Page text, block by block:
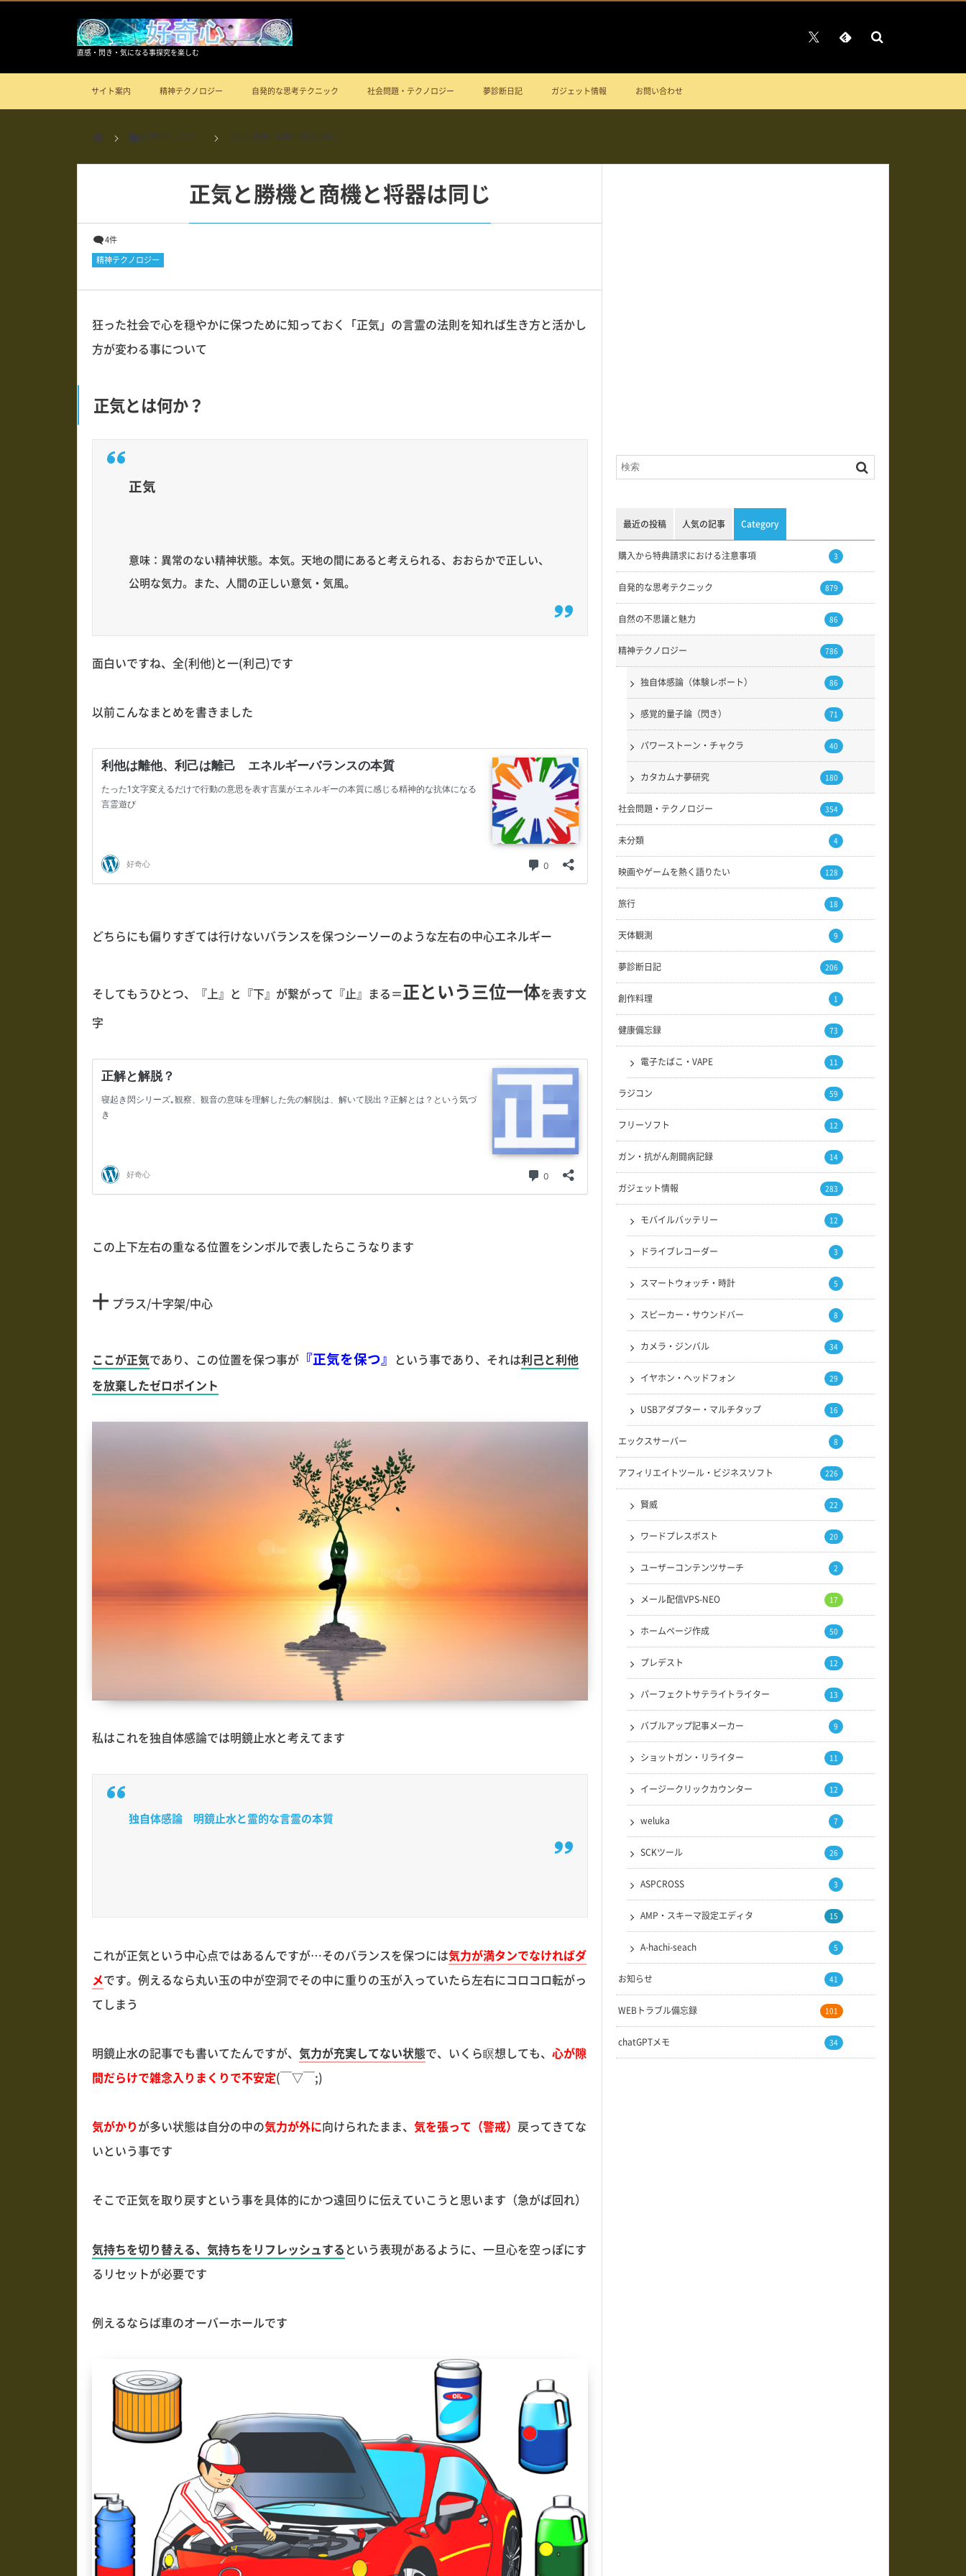
直感・閃き・気になる事探究を楽しむ
サイト案内 精神テクノロジー 自発的な思考テクニック 社会問題・テクノロジー 夢診断日記 ガジェット情報 お問い合わせ
精神テクノロジー 正気と勝機と商機と将器は同じ
正気と勝機と商機と将器は同じ
4件
精神テクノロジー
狂った社会で心を穏やかに保つために知っておく「正気」の言霊の法則を知れば生き方と活かし
方が変わる事について
正気とは何か？
正気
意味：異常のない精神状態。本気。天地の間にあると考えられる、おおらかで正しい、
公明な気力。また、人間の正しい意気・気風。
面白いですね、全(利他)と一(利己)です
以前こんなまとめを書きました
どちらにも偏りすぎては行けないバランスを保つシーソーのような左右の中心エネルギー
そしてもうひとつ、『上』と『下』が繋がって『止』まる＝正という三位一体を表す文
字
この上下左右の重なる位置をシンボルで表したらこうなります
十 プラス/十字架/中心
ここが正気であり、この位置を保つ事が 『正気を保つ』 という事であり、それは利己と利他
を放棄したゼロポイント
私はこれを独自体感論では明鏡止水と考えてます
独自体感論 明鏡止水と霊的な言霊の本質
これが正気という中心点ではあるんですが…そのバランスを保つには気力が満タンでなければダ
メです。例えるなら丸い玉の中が空洞でその中に重りの玉が入っていたら左右にコロコロ転がっ
てしまう
明鏡止水の記事でも書いてたんですが、 気力が充実してない状態で、いくら瞑想しても、 心が隙
間だらけで雑念入りまくりで不安定(￣▽￣;)
気がかりが多い状態は自分の中の気力が外に向けられたまま、 気を張って（警戒） 戻ってきてな
いという事です
そこで正気を取り戻すという事を具体的にかつ遠回りに伝えていこうと思います（急がば回れ）
気持ちを切り替える、気持ちをリフレッシュするという表現があるように、一旦心を空っぽにす
るリセットが必要です
例えるならば車のオーバーホールです
最近の投稿 人気の記事 Category
購入から特典請求における注意事項 3
自発的な思考テクニック 879
自然の不思議と魅力 86
精神テクノロジー 786
独自体感論（体験レポート） 86
感覚的量子論（閃き） 71
パワーストーン・チャクラ 40
カタカムナ夢研究 180
社会問題・テクノロジー 354
未分類 4
映画やゲームを熱く語りたい 128
旅行 18
天体観測 9
夢診断日記 206
創作料理 1
健康備忘録 73
電子たばこ・VAPE 11
ラジコン 59
フリーソフト 12
ガン・抗がん剤闘病記録 14
ガジェット情報 283
モバイルバッテリー 12
ドライブレコーダー 3
スマートウォッチ・時計 5
スピーカー・サウンドバー 8
カメラ・ジンバル 34
イヤホン・ヘッドフォン 29
USBアダプター・マルチタップ 16
エックスサーバー 8
アフィリエイトツール・ビジネスソフト 226
賢威 22
ワードプレスポスト 20
ユーザーコンテンツサーチ 2
メール配信VPS-NEO 17
ホームページ作成 50
プレデスト 12
パーフェクトサテライトライター 13
バブルアップ記事メーカー 9
ショットガン・リライター 11
イージークリックカウンター 12
weluka 7
SCKツール 26
ASPCROSS 3
AMP・スキーマ設定エディタ 15
A-hachi-seach 5
お知らせ 41
WEBトラブル備忘録 101
chatGPTメモ 34